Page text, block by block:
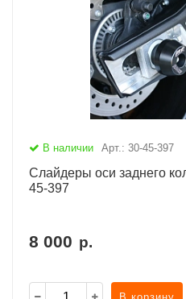
В наличии Арт.: 30-45-397
Слайдеры оси заднего
45-397
8 000 р.
В корзину